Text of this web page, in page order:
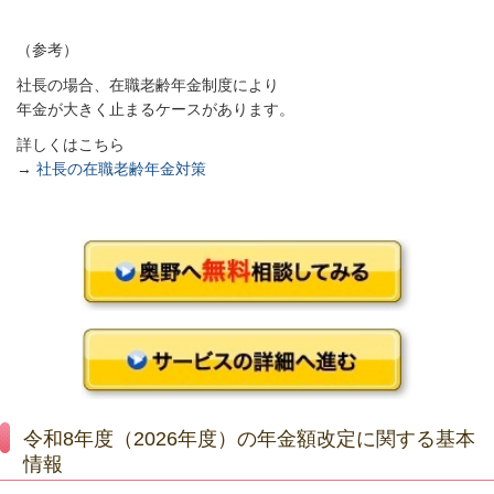
（参考）
社長の場合、在職老齢年金制度により
年金が大きく止まるケースがあります。
詳しくはこちら
→ 社長の在職老齢年金対策
令和8年度（2026年度）の年金額改定に関する基本
情報